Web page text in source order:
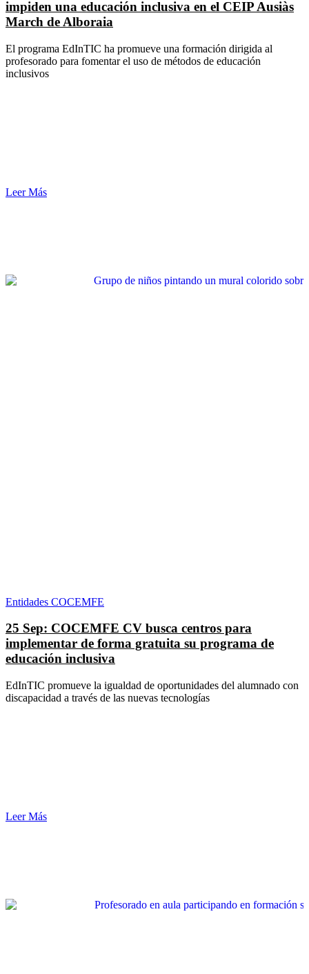
impiden una educación inclusiva en el CEIP Ausiàs
March de Alboraia
El programa EdInTIC ha promueve una formación dirigida al
profesorado para fomentar el uso de métodos de educación
inclusivos
Leer Más
Entidades COCEMFE
25 Sep: COCEMFE CV busca centros para
implementar de forma gratuita su programa de
educación inclusiva
EdInTIC promueve la igualdad de oportunidades del alumnado con
discapacidad a través de las nuevas tecnologías
Leer Más